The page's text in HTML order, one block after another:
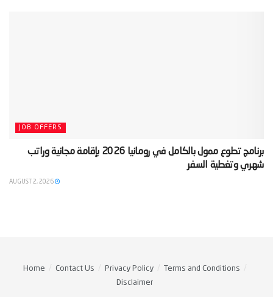
JOB OFFERS
‫برنامج تطوع ممول بالكامل في رومانيا 2026 بإقامة مجانية وراتب
شهري وتغطية السفر‬
Home Contact Us Privacy Policy
Terms and Conditions
Disclaimer